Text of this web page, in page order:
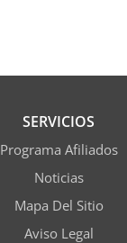
SERVICIOS
Programa Afiliados
Noticias
Mapa Del Sitio
Aviso Legal